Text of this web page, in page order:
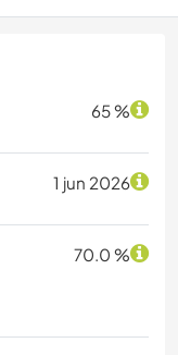
65 %
1 jun 2026
70.0 %